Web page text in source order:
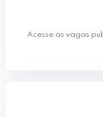
Acesse as vagas